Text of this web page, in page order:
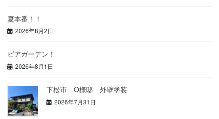
夏本番！！
2026年8月2日
ビアガーデン！
2026年8月1日
下松市 O様邸 外壁塗装
2026年7月31日